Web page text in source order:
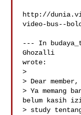
http://
video-bus--
--- In
Ghozalli
wrote:
>
> Dear member,
> Ya memang
belum kasih
> study